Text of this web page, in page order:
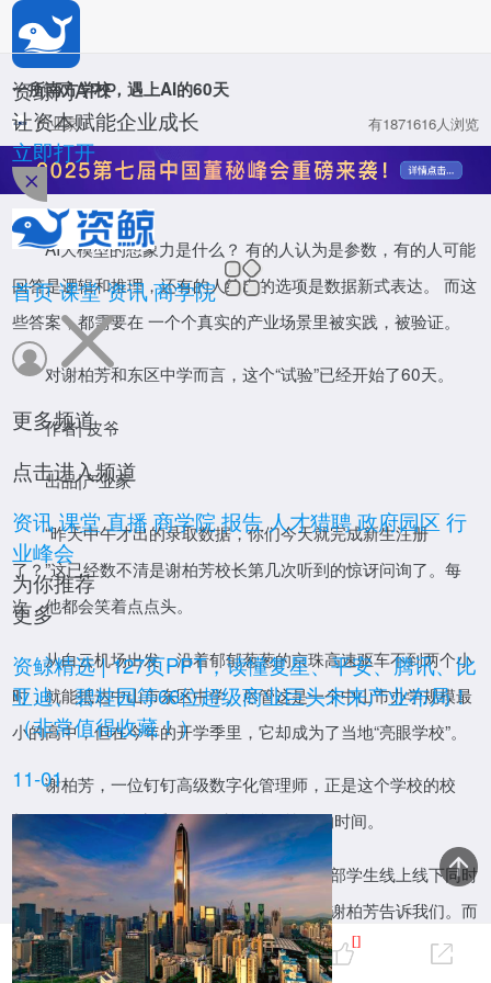
资鲸网APP
让资本赋能企业成长
立即打开
首页课堂资讯商学院
更多频道
点击进入频道
资讯课堂 直播 商学院报告人才猎聘政府园区 行
业峰会
为你推荐
更多
资鲸精选 | 127页PPT，读懂复星、平安、腾讯、比
亚迪、碧桂园等66位超级商业巨头未来产业布局！
（非常值得收藏！）
11-01
一所南方学校，遇上AI的60天
产业家 有1871616人浏览
AI大模型的想象力是什么？ 有的人认为是参数，有的人可能
回答是逻辑和推理，还有的人给出的选项是数据新式表达。 而这
些答案，都需要在 一个个真实的产业场景里被实践，被验证。
对谢柏芳和东区中学而言，这个“试验”已经开始了60天。
作者| 皮爷
出品|产业家
“昨天中午才出的录取数据，你们今天就完成新生注册
了？”这已经数不清是谢柏芳校长第几次听到的惊讶问询了。每
次，他都会笑着点点头。
从白云机场出发，沿着郁郁葱葱的京珠高速驱车不到两个小
时，就能抵达中山市东区中学。尽管这是一个中山市办学规模最
小的高中，但在今年的开学季里，它却成为了当地“亮眼学校”。
谢柏芳，一位钉钉高级数字化管理师，正是这个学校的校
长。每年7月的招生季，是他和学校最忙碌的时间。
“从最开始接到上级部门通知，到通知全部学生线上线下同时
完成注册，我们基本就用了一天多的时间。”谢柏芳告诉我们。而
在往年的开学季，留给学校的时间往往会是一周，甚至更长。
0
资鲸网
活动
报告
直播
公司名称
姓名
*职位
手机号码
验证码
确定
投资分析师
致力于培养并认证新时期股权投资菁英人才
立即报名